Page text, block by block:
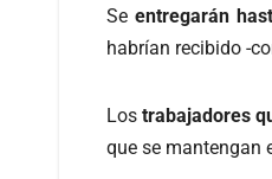
Se entregarán
habrían recibido -
Lostrabajadores
que se mantengan